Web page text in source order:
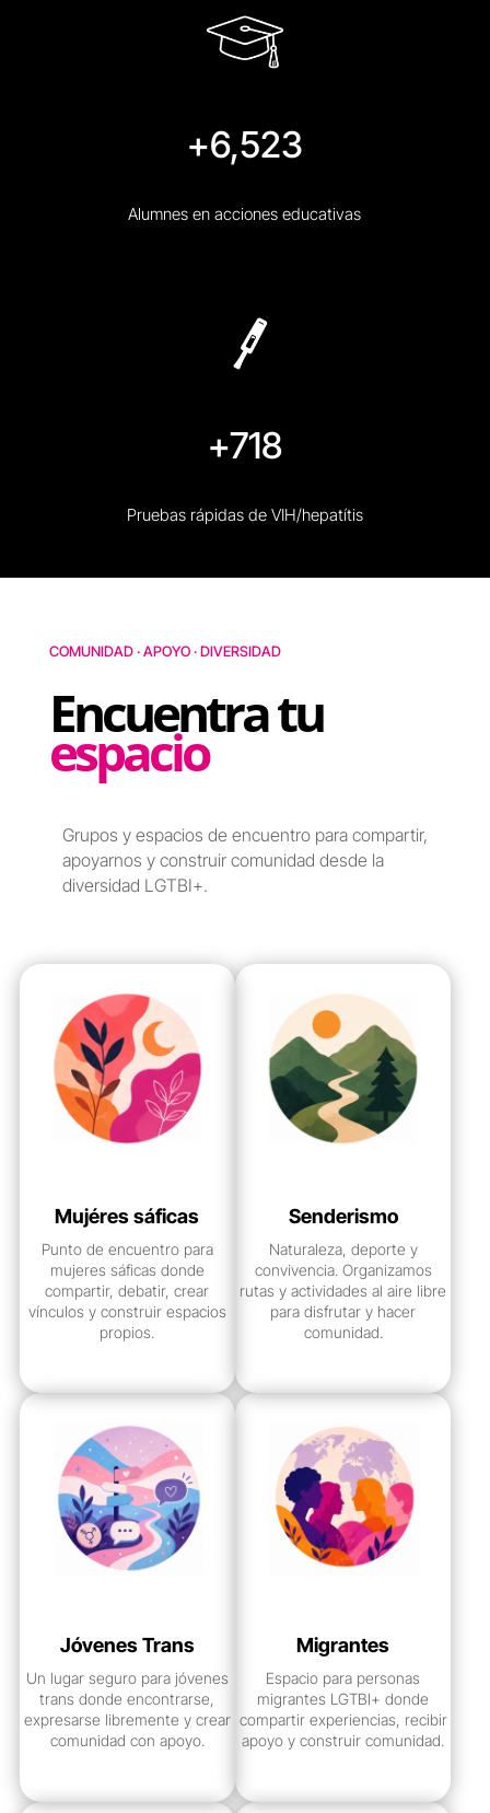
+6,523
Alumnes en acciones educativas
+718
Pruebas rápidas de VIH/hepatítis
COMUNIDAD · APOYO · DIVERSIDAD
Encuentra tu
espacio
Grupos y espacios de encuentro para compartir,
apoyarnos y construir comunidad desde la
diversidad LGTBI+.
Mujéres sáficas
Punto de encuentro para
mujeres sáficas donde
compartir, debatir, crear
vínculos y construir espacios
propios.
Senderismo
Naturaleza, deporte y
convivencia. Organizamos
rutas y actividades al aire libre
para disfrutar y hacer
comunidad.
Jóvenes Trans
Un lugar seguro para jóvenes
trans donde encontrarse,
expresarse libremente y crear
comunidad con apoyo.
Migrantes
Espacio para personas
migrantes LGTBI+ donde
compartir experiencias, recibir
apoyo y construir comunidad.